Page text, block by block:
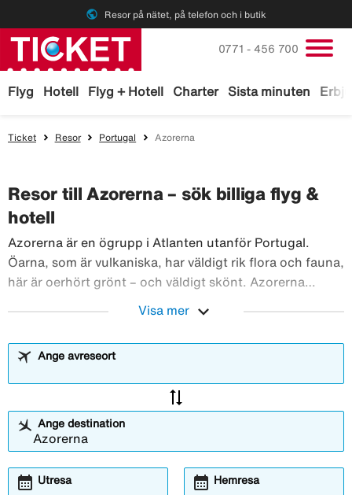
public Resor på nätet, på telefon och i butik
Flyg Hotell Flyg + Hotell Charter Sista minuten
Ring oss på
0771 - 456 700
Ticket Resor Portugal Azorerna
Resor till Azorerna – sök billiga flyg &
hotell
Azorerna är en ögrupp i Atlanten utanför Portugal.
Öarna, som är vulkaniska, har väldigt rik flora och fauna,
här är oerhört grönt – och väldigt skönt. Azorerna
misstar man lätt öarna för att vara Island, eller kanske
Skottland, med sina böljande kullar. Det finns många
likheter, men den viktigaste skillnaden är förstås
klimatet. Azorerna har subtropiskt klimat och behagliga
temperaturer året om.
Visa mer expand_more
Ange avreseort
sync_alt
Ange destination
Utresa
calendar_month Hemresa
calendar_month